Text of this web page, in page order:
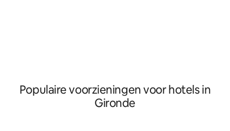
profiteren van een privé badkamer en
toilet. De gemeenschappelijke ruimtes
Populaire voorzieningen voor hotels in
Gironde